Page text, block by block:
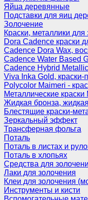
Яйца деревянные
Подставки для яиц
Золочение
Краски, металлики для
Dora Cadence краски
Cadence Dora Wax,
Cadence Water Based
Cadence Hybrid
Viva Inka Gold, краски-
Polycolor Maimeri -
Металлические
Жидкая бронза,
Блестящие краски-
Зеркальный эффект
Трансферная фольга
Поталь
Поталь в листах и
Поталь в хлопьях
Средства для
Лаки для золочения
Клеи для золочения
Инструменты и кисти